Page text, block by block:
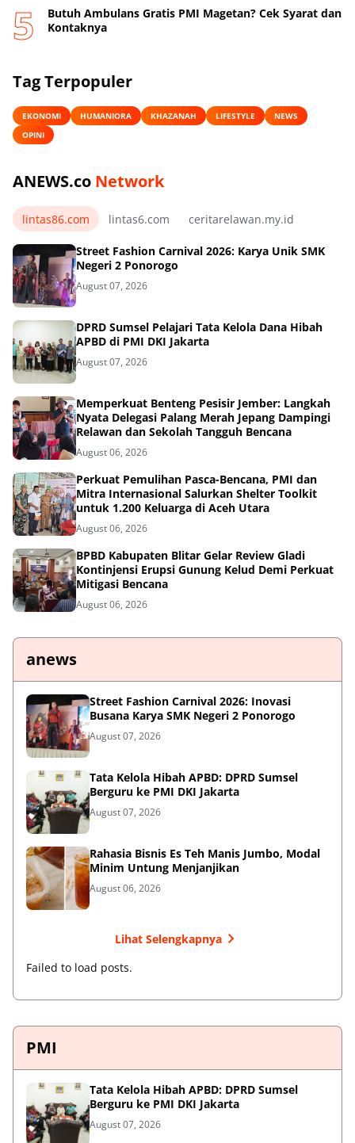
Butuh Ambulans Gratis PMI Magetan? Cek Syarat dan
Kontaknya
Tag Terpopuler
EKONOMI HUMANIORA KHAZANAH LIFESTYLE
NEWS
OPINI
ANEWS.co Network
lintas86.com lintas6.com ceritarelawan.my.id
Street Fashion Carnival 2026: Karya Unik SMK
Negeri 2 Ponorogo
August 07, 2026
DPRD Sumsel Pelajari Tata Kelola Dana Hibah
APBD di PMI DKI Jakarta
August 07, 2026
Memperkuat Benteng Pesisir Jember: Langkah
Nyata Delegasi Palang Merah Jepang Dampingi
Relawan dan Sekolah Tangguh Bencana
August 06, 2026
Perkuat Pemulihan Pasca-Bencana, PMI dan
Mitra Internasional Salurkan Shelter Toolkit
untuk 1.200 Keluarga di Aceh Utara
August 06, 2026
BPBD Kabupaten Blitar Gelar Review Gladi
Kontinjensi Erupsi Gunung Kelud Demi Perkuat
Mitigasi Bencana
August 06, 2026
anews
Street Fashion Carnival 2026: Inovasi
Busana Karya SMK Negeri 2 Ponorogo
August 07, 2026
Tata Kelola Hibah APBD: DPRD Sumsel
Berguru ke PMI DKI Jakarta
August 07, 2026
Rahasia Bisnis Es Teh Manis Jumbo, Modal
Minim Untung Menjanjikan
August 06, 2026
Lihat Selengkapnya
Failed to load posts.
PMI
Tata Kelola Hibah APBD: DPRD Sumsel
Berguru ke PMI DKI Jakarta
August 07, 2026